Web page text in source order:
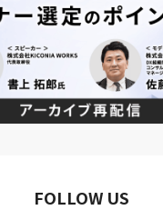
FOLLOW US